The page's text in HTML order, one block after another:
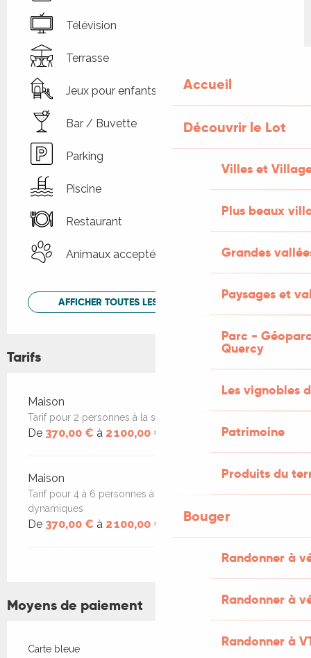
Accueil
Découvrir le Lot
Villes et
Plus beaux
Grandes
Paysages et
Parc -
Quercy
Les vignobles
Patrimoine
Produits du
Bouger
Randonner à
Randonner à
Randonner à
Télévision
Terrasse
Jeux pour enfants / Espace jeux
Bar / Buvette
Parking
Piscine
Restaurant
Animaux acceptés
AFFICHER TOUTES LES PRESTATIONS
Tarifs
Tarifs 2026
Maison
Tarif pour 2 personnes à la semaine. Prix dynamiques
De 370,00 € à 2 100,00 €
Maison
Tarif pour 4 à 6 personnes à la semaine. Prix
dynamiques
De 370,00 € à 2 100,00 €
Moyens de paiement
Carte bleue